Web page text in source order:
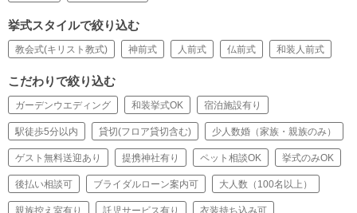
挙式スタイルで絞り込む
教会式(キリスト教式) 神前式 人前式 仏前式 和装人前式
こだわりで絞り込む
ガーデンウエディング 和装挙式OK 宿泊施設有り
駅徒歩5分以内 貸切(フロア貸切含む) 少人数婚（家族・親族のみ）
ゲスト無料送迎あり 提携神社有り ペット相談OK 挙式のみOK
後払い相談可 ブライダルローン案内可 大人数（100名以上）
親族控え室有り 託児サービス有り 衣装持ち込み可